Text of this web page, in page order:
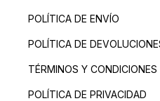
POLÍTICA DE ENVÍO
POLÍTICA DE
TÉRMINOS Y CONDICIONES
POLÍTICA DE PRIVACIDAD